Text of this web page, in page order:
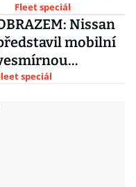
armádní vozidlo
od jihokorejské
automobilky
Fleet speciál
Nissan
mobilní
speciál